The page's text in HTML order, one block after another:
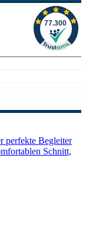
perfekte Begleiter
Schnitt,